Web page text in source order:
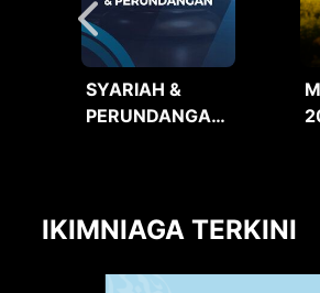
SYARIAH &
PERUNDANGAN
IKIMNIAGA TERKINI